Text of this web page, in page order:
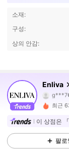
소재:
구성:
상의 안감:
Enliva
4.71
g***7
4.71
최근
이 상점은
팔로